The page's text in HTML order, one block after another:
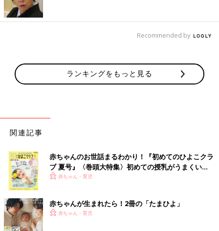
――明治「ほほえみ」は原材料名に「乳糖（アメリカ製造）」と
あります。日本の粉ミルクは、国産牛乳からは作られていないの
て原材料がどこの国で作られたかを提示することになっていま
す。
――消費者からすると原材料も国産のものがいいのかな、と思っ
江原 粉ミルクに関していうと、私たちは「安全・安心な原料で
あること」と「安定供給できること」を重視して原料を選択して
います。生乳（搾取したままの牛の乳）を使用した製品は国産の
ものの割合が多いですが、粉ミルクのように加工する製品は、安
定供給の面でいうとアメリカやオセアニアの原料を使用すること
が多いです。それは、日本のほかの粉ミルクメーカーも同様だと
Recommended by
ランキングをもっと見る
関連記事
赤ちゃんのお世話まるわかり！『初めてのひよこクラ
ブ 夏号』〈巻頭大特集〉初めての授乳がうまくい
く！ おっぱい・ミルクの基本と夏のトラブル 解決テ
赤ちゃん・育児
赤ちゃんが生まれたら！2冊の「たまひよ」
赤ちゃん・育児